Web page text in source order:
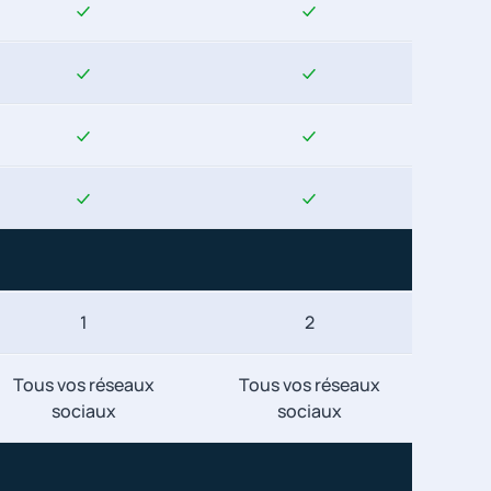
1 2
Tous vos réseaux
sociaux
Tous vos réseaux
sociaux